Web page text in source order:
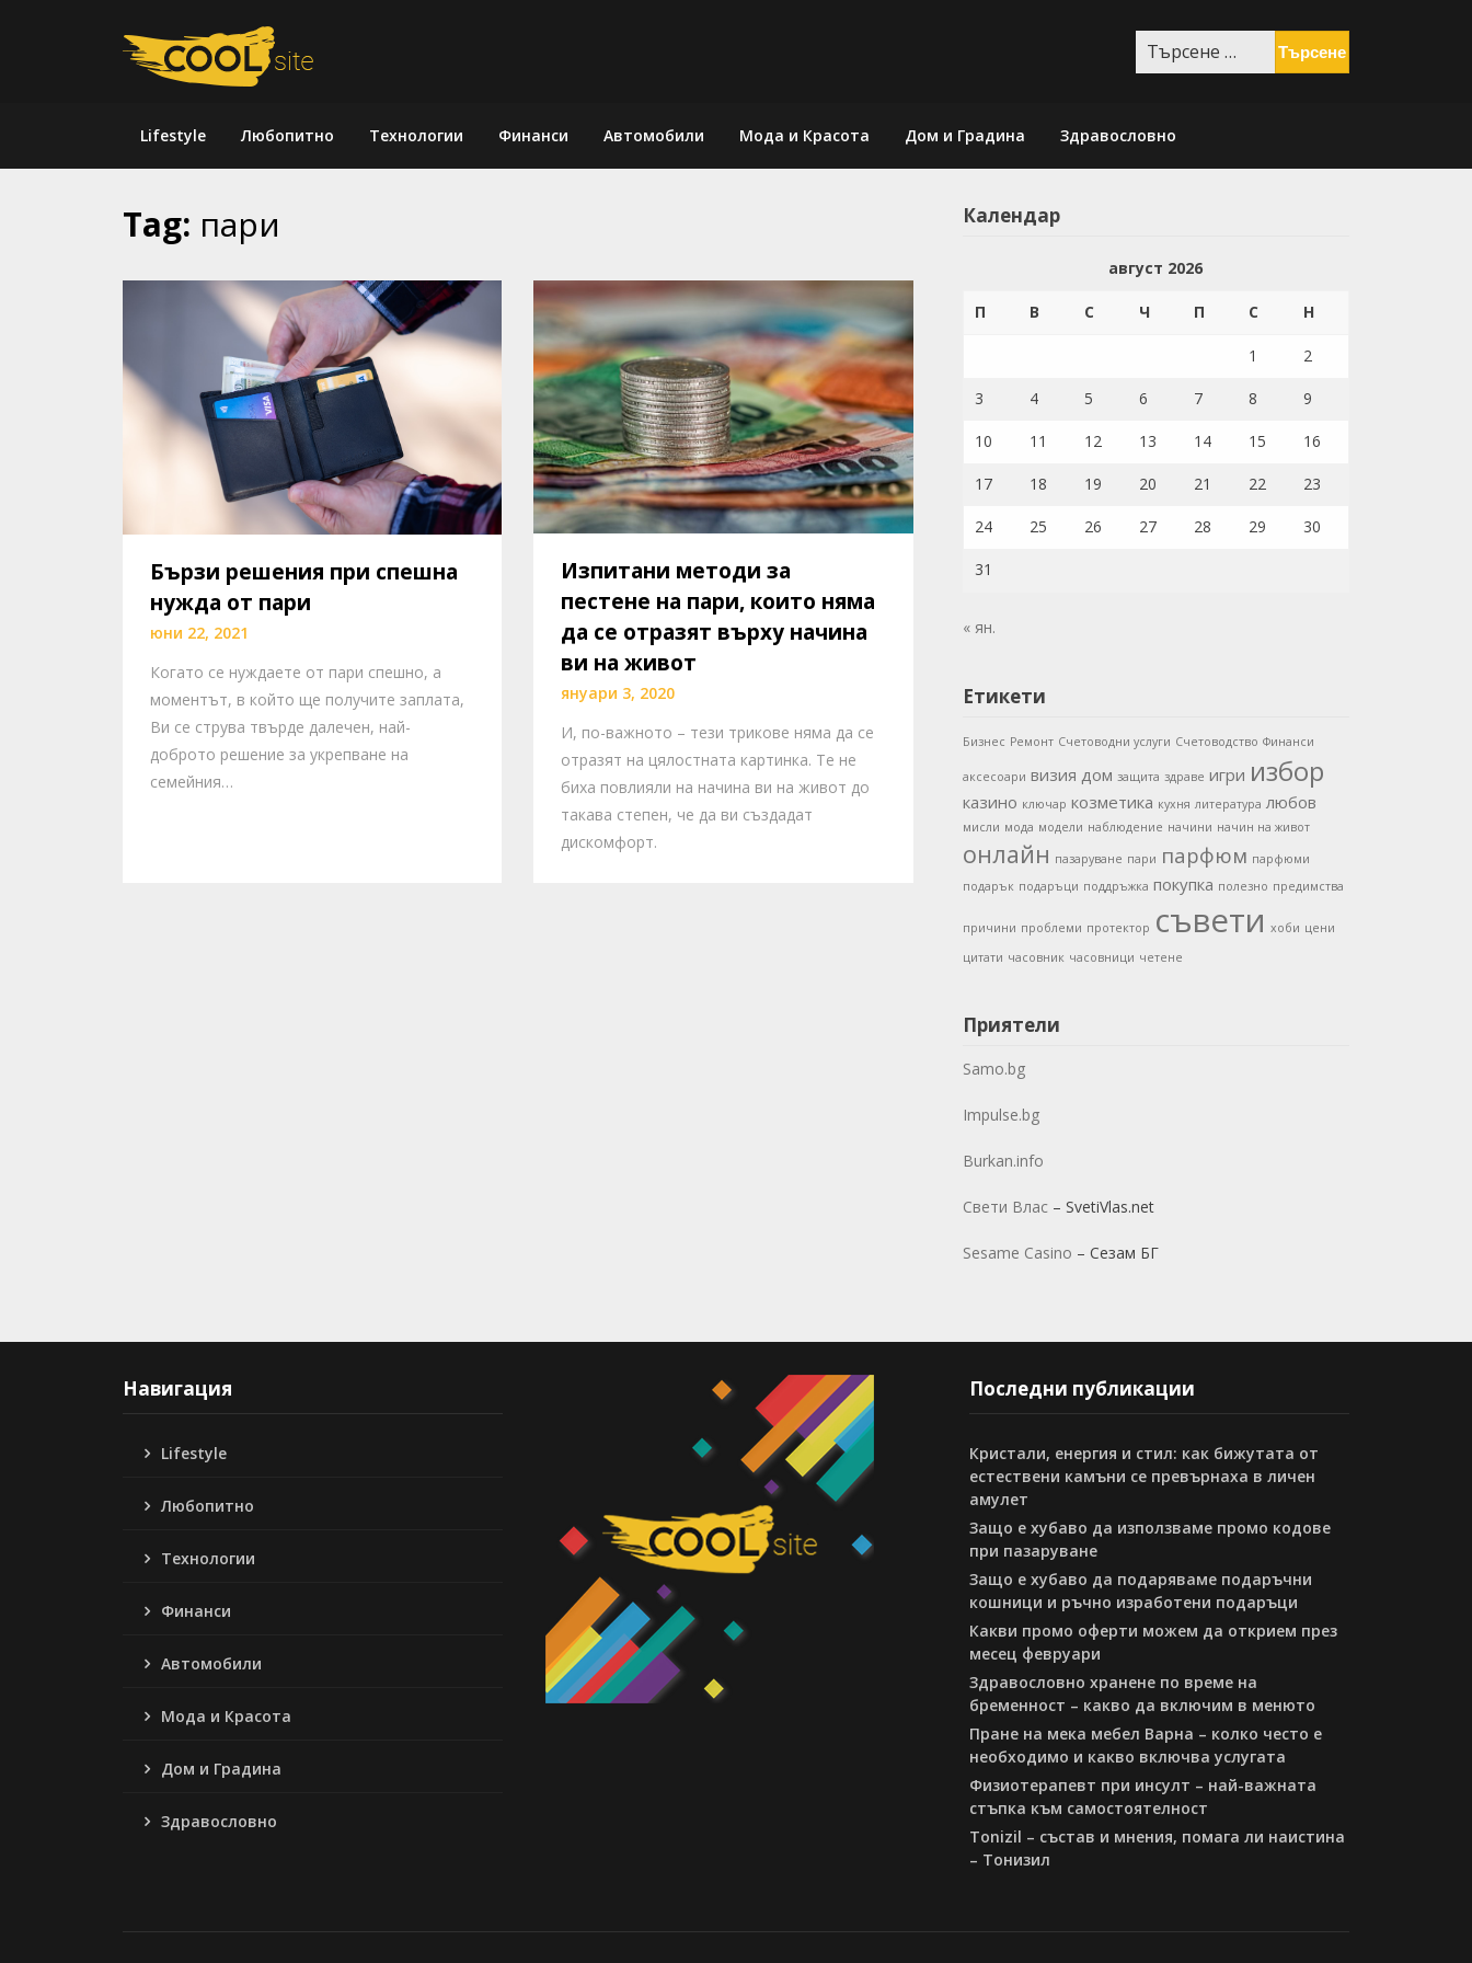
Търсене
за:
Lifestyle Любопитно Технологии Финанси Автомобили Мода и Красота Дом и Градина Здравословно
Tag: пари
Бързи решения при спешна
нужда от пари
юни 22, 2021
Когато се нуждаете от пари спешно, а
моментът, в който ще получите заплата,
Ви се струва твърде далечен, най-
доброто решение за укрепване на
семейния…
Изпитани методи за
пестене на пари, които няма
да се отразят върху начина
ви на живот
януари 3, 2020
И, по-важното – тези трикове няма да се
отразят на цялостната картинка. Те не
биха повлияли на начина ви на живот до
такава степен, че да ви създадат
дискомфорт.
Календар
август 2026
П В С Ч П С Н
1 2
3 4 5 6 7 8 9
10 11 12 13 14 15 16
17 18 19 20 21 22 23
24 25 26 27 28 29 30
31
« ян.
Етикети
Бизнес Ремонт Счетоводни услуги Счетоводство Финанси
аксесоари визия дом защита здраве игри избор
казино ключар козметика кухня литература любов
мисли мода модели наблюдение начини начин на живот
онлайн пазаруване пари парфюм парфюми
подарък подаръци поддръжка покупка полезно предимства
причини проблеми протектор съвети хоби цени
цитати часовник часовници четене
Приятели
Samo.bg
Impulse.bg
Burkan.info
Свети Влас– SvetiVlas.net
Sesame Casino – Сезам БГ
Навигация
Lifestyle
Любопитно
Технологии
Финанси
Автомобили
Мода и Красота
Дом и Градина
Здравословно
Последни публикации
Кристали, енергия и стил: как бижутата от
естествени камъни се превърнаха в личен
амулет
Защо е хубаво да използваме промо кодове
при пазаруване
Защо е хубаво да подаряваме подаръчни
кошници и ръчно изработени подаръци
Какви промо оферти можем да открием през
месец февруари
Здравословно хранене по време на
бременност – какво да включим в менюто
Пране на мека мебел Варна – колко често е
необходимо и какво включва услугата
Физиотерапевт при инсулт – най-важната
стъпка към самостоятелност
Tonizil – състав и мнения, помага ли наистина
– Тонизил